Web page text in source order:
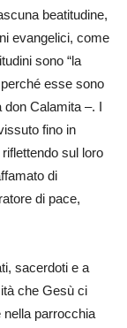
beatitudine,
evangelici, come
sono “la
esse sono
don Calamita –. I
fino in
sul loro
di
di pace,
sacerdoti e a
che Gesù ci
nella parrocchia